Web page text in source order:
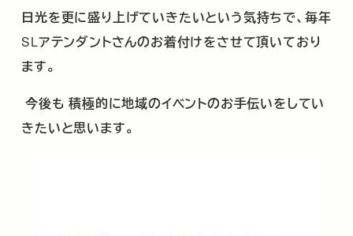
日光を更に盛り上げていきたいという気持ちで、毎年
SLアテンダントさんのお着付けをさせて頂いており
ます。
今後も 積極的に地域のイベントのお手伝いをしてい
きたいと思います。